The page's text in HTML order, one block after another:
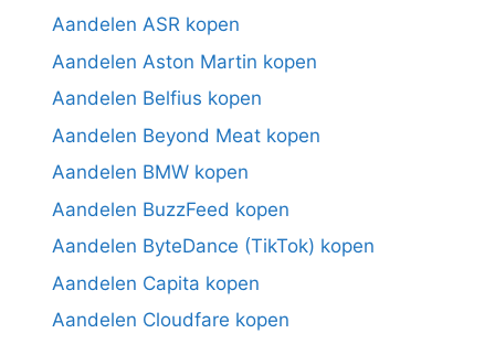
Aandelen ASR kopen
Aandelen Aston Martin kopen
Aandelen Belfius kopen
Aandelen Beyond Meat kopen
Aandelen BMW kopen
Aandelen BuzzFeed kopen
Aandelen ByteDance (TikTok) kopen
Aandelen Capita kopen
Aandelen Cloudfare kopen